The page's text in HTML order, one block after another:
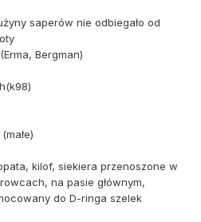
saperów nie odbiegało od
Bergman)
kilof, siekiera przenoszone w
na pasie głównym,
do D-ringa szelek